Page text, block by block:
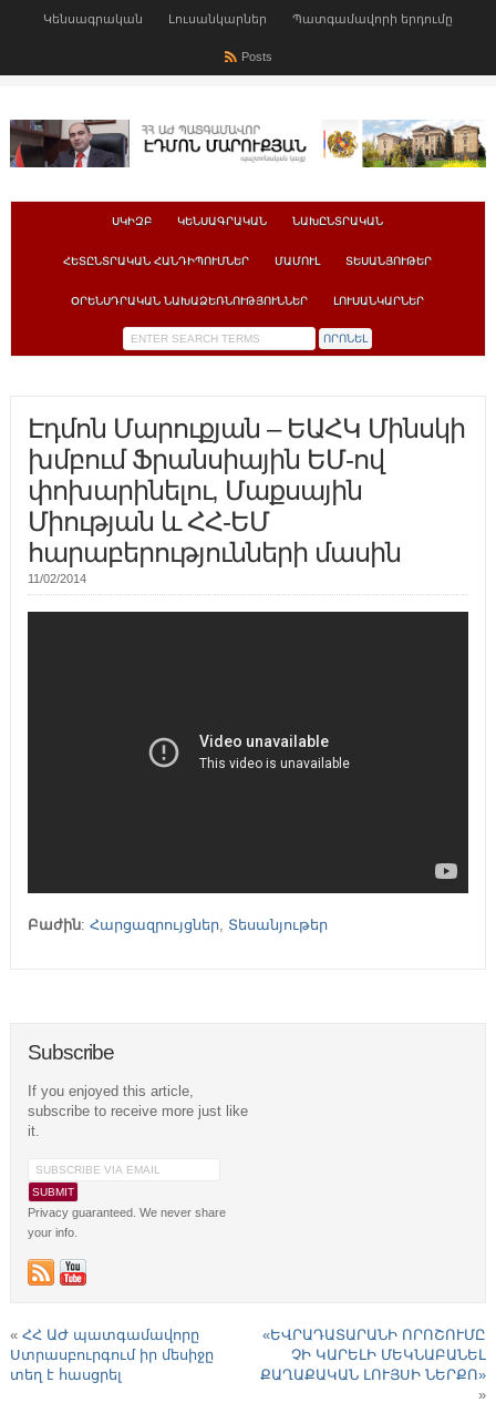
Կենսագրական Լուսանկարներ Պատգամավորի երդումը
Posts
ՍԿԻԶԲ ԿԵՆՍԱԳՐԱԿԱՆ ՆԱԽԸՆՏՐԱԿԱՆ
ՀԵՏԸՆՏՐԱԿԱՆ ՀԱՆԴԻՊՈՒՄՆԵՐ ՄԱՄՈՒԼ ՏԵՍԱՆՅՈՒԹԵՐ
ՕՐԵՆՍԴՐԱԿԱՆ ՆԱԽԱՁԵՌՆՈՒԹՅՈՒՆՆԵՐ ԼՈՒՍԱՆԿԱՐՆԵՐ
Էդմոն Մարուքյան – ԵԱՀԿ Մինսկի
խմբում Ֆրանսիային ԵՄ-ով
փոխարինելու, Մաքսային
Միության և ՀՀ-ԵՄ
հարաբերությունների մասին
11/02/2014
Բաժին: Հարցազրույցներ, Տեսանյութեր
Subscribe
If you enjoyed this article,
subscribe to receive more just like
it.
Privacy guaranteed. We never share
your info.
« ՀՀ ԱԺ պատգամավորը
Ստրասբուրգում իր մեսիջը
տեղ է հասցրել
«ԵՎՐԱԴԱՏԱՐԱՆԻ ՈՐՈՇՈՒՄԸ
ՉԻ ԿԱՐԵԼԻ ՄԵԿՆԱԲԱՆԵԼ
ՔԱՂԱՔԱԿԱՆ ԼՈՒՅՍԻ ՆԵՐՔՈ»
»